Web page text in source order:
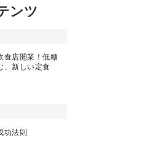
ンツ
食店開業！低糖
、新しい定食
功法則